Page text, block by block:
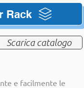
Rack
Scarica catalogo
e facilmente le